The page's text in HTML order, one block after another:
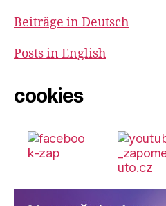
Beiträge in Deutsch
Posts in English
cookies